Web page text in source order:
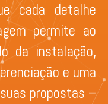
cada detalhe
permite ao
da instalação,
e uma
propostas –